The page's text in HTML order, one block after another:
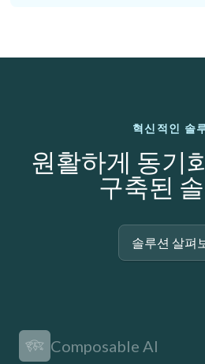
혁신적인 솔
원활하게 동기
구축된
솔루션 살펴
Composable AI